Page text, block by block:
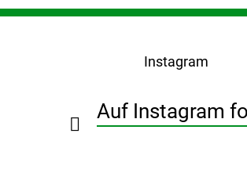
F
Instagram
Auf Instagram